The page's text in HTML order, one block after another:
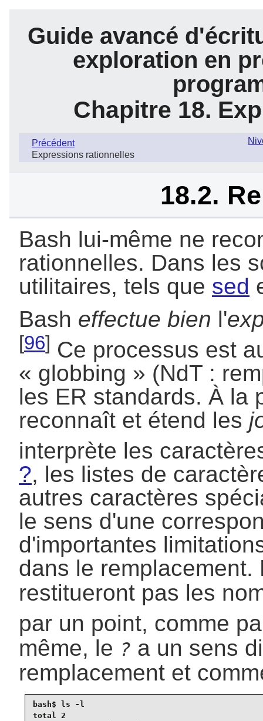
Guide avancé
exploration en
Chapitre 18.
Précédent
Expressions rationnelles
18.2.
Bash lui-même ne
rationnelles. Dans les
utilitaires, tels que sed
Bash effectue bien l'
[96] Ce processus est
« globbing » (NdT :
les ER standards. À la
reconnaît et étend les
interprète les
?, les listes de
autres caractères
le sens d'une
d'importantes
dans le
restitueront pas les
par un point, comme
même, le ? a un sens
remplacement et
bash$
ls -l
total 2